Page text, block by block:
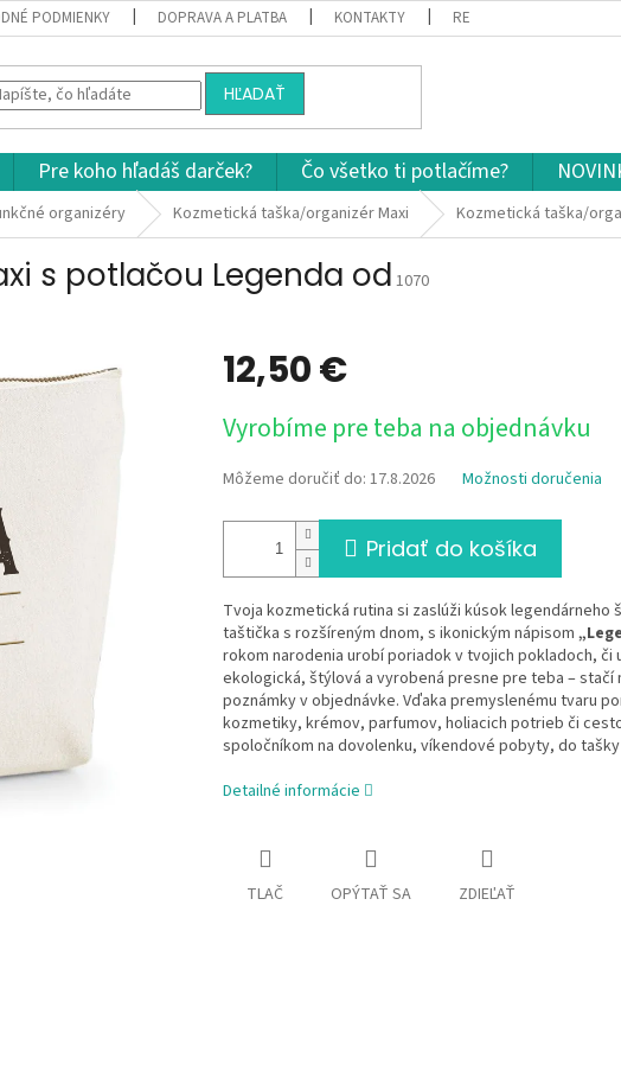
PODMIENKY DOPRAVA A PLATBA KONTAKTY REKLAMÁCIA A VRÁTENIE
HĽADAŤ
Pre koho hľadáš darček? Čo všetko ti potlačíme?
organizéry Kozmetická taška/organizér Maxi Kozmetická taška/
s potlačou Legenda od 1070
12,50 €
cena:
Vyrobíme pre teba na objednávku
Môžeme doručiť do: 17.8.2026 Možnosti doručenia
Pridať do košíka
Tvoja kozmetická rutina si zaslúži kúsok legendárneho
taštička s rozšíreným dnom, s ikonickým nápisom
rokom narodenia urobí poriadok v tvojich pokladoch, či
ekologická, štýlová a vyrobená presne pre teba – stačí
poznámky v objednávke. Vďaka premyslenému tvaru
kozmetiky, krémov, parfumov, holiacich potrieb či
spoločníkom na dovolenku, víkendové pobyty, do
Detailné informácie
TLAČ OPÝTAŤ SA ZDIEĽAŤ